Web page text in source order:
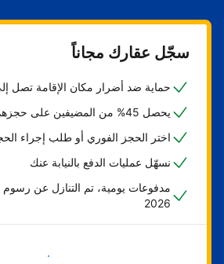
سجّل عقارك مجاناً
حماية ضد أضرار مكان الإقامة تصل إلى
يحصل 45% من المضيفين على حجزهم الأول خلال أسبوع
اختر الحجز الفوري أو طلب إجراء
نسهّل عمليات الدفع بالنيابة عنك
مدفوعات يومية، تم التنازل عن رسوم
2026
ابدأ الآن